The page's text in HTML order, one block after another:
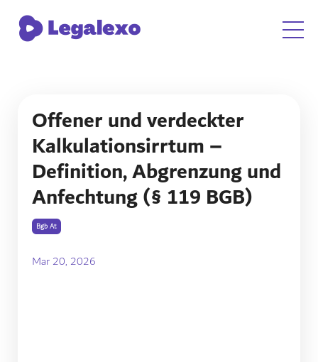
Offener und verdeckter
Kalkulationsirrtum –
Definition, Abgrenzung und
Anfechtung (§ 119 BGB)
Bgb At
Mar 20, 2026